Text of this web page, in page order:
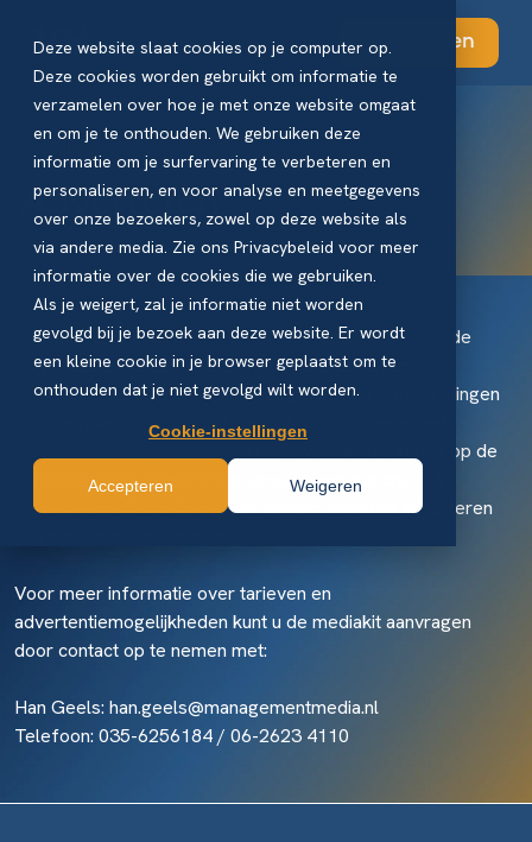
Deze website slaat cookies op je computer op.
Deze cookies worden gebruikt om informatie te
verzamelen over hoe je met onze website omgaat
en om je te onthouden. We gebruiken deze
informatie om je surfervaring te verbeteren en
personaliseren, en voor analyse en meetgegevens
over onze bezoekers, zowel op deze website als
via andere media. Zie ons Privacybeleid voor meer
informatie over de cookies die we gebruiken.
Als je weigert, zal je informatie niet worden
gevolgd bij je bezoek aan deze website. Er wordt
een kleine cookie in je browser geplaatst om te
onthouden dat je niet gevolgd wilt worden.
Cookie-instellingen
Accepteren Weigeren
Abonneren
Home
Adverteren
VerpakkingsManagement is hét kennisplatform voor de
verpakkende industrie. Via print en online blijven
professionals volledig op de hoogte van de ontwikkelingen
in de verpakkingsindustrie. VerpakkingsManagement
verzendt wekelijks een e-mail nieuwsbrief die ingaat op de
laatste ontwikkelingen in de verpakkingsbranche. Wij
bieden een effectief en groot podium voor het adverteren
Voor meer informatie over tarieven en
advertentiemogelijkheden kunt u de mediakit aanvragen
door contact op te nemen met:
Han Geels: han.geels@managementmedia.nl
Telefoon: 035-6256184 / 06-2623 4110